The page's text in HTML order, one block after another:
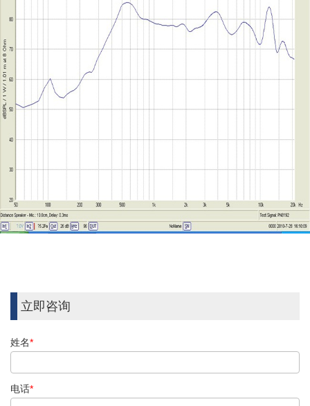
立即咨询
姓名*
电话*